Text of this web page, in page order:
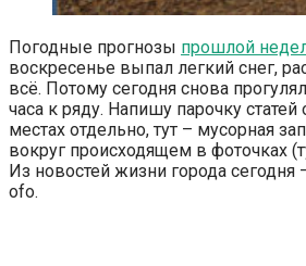
Погодные прогнозы прошлой
воскресенье выпал легкий снег,
всё. Потому сегодня снова
часа к ряду. Напишу парочку
местах отдельно, тут – мусорная
вокруг происходящем в фоточках
Из новостей жизни города
ofo.